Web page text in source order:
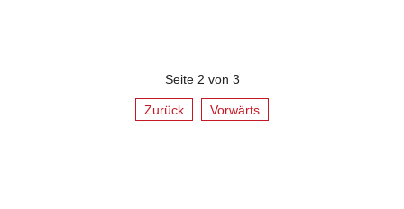
Seite 2 von 3
Zurück Vorwärts